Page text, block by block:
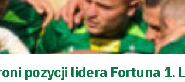
pozycji lidera Fortuna 1.